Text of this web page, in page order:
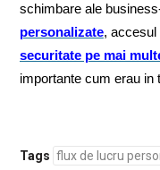
schimbare ale
personalizate, accesul
securitate pe mai
importante cum erau in
Tags flux de lucru